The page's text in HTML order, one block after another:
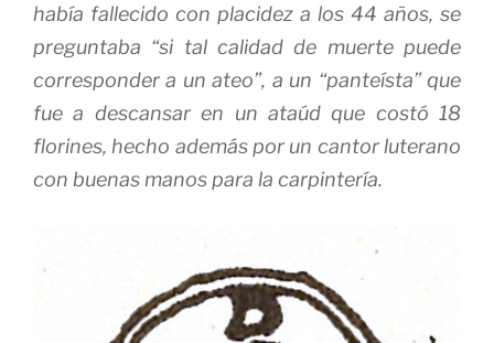
había fallecido con placidez a los 44 años, se
preguntaba “si tal calidad de muerte puede
corresponder a un ateo”, a un “panteísta” que
fue a descansar en un ataúd que costó 18
florines, hecho además por un cantor luterano
con buenas manos para la carpintería.